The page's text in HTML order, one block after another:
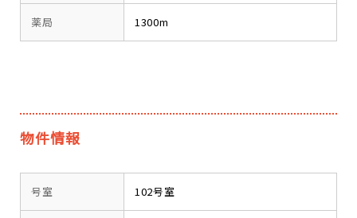
薬局 1300m
物件情報
号室 102号室